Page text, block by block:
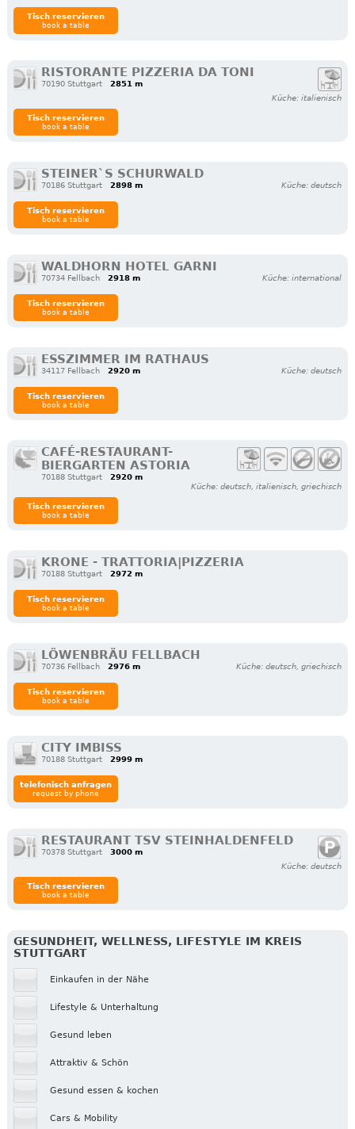
Tisch reservieren
book a table
RISTORANTE PIZZERIA DA TONI
70190 Stuttgart
2851 m
Küche: italienisch
Tisch reservieren
book a table
STEINER`S SCHURWALD
70186 Stuttgart 2898 m Küche: deutsch
Tisch reservieren
book a table
WALDHORN HOTEL GARNI
70734 Fellbach 2918 m Küche: international
Tisch reservieren
book a table
ESSZIMMER IM RATHAUS
34117 Fellbach 2920 m Küche: deutsch
Tisch reservieren
book a table
CAFÉ-RESTAURANT-
BIERGARTEN ASTORIA
70188 Stuttgart
2920 m
Küche: deutsch, italienisch, griechisch
Tisch reservieren
book a table
KRONE - TRATTORIA|PIZZERIA
70188 Stuttgart 2972 m
Tisch reservieren
book a table
LÖWENBRÄU FELLBACH
70736 Fellbach 2976 m Küche: deutsch, griechisch
Tisch reservieren
book a table
CITY IMBISS
70188 Stuttgart 2999 m
telefonisch anfragen
request by phone
RESTAURANT TSV STEINHALDENFELD
70378 Stuttgart
3000 m
Küche: deutsch
Tisch reservieren
book a table
GESUNDHEIT, WELLNESS, LIFESTYLE IM KREIS
STUTTGART
Einkaufen in der Nähe
Lifestyle & Unterhaltung
Gesund leben
Attraktiv & Schön
Gesund essen & kochen
Cars & Mobility